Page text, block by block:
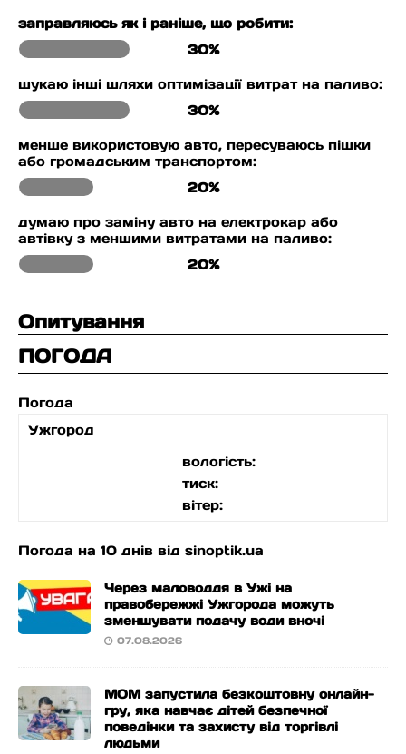
заправляюсь як і раніше, що робити:
30%
шукаю інші шляхи оптимізації витрат на паливо:
30%
менше використовую авто, пересуваюсь пішки
або громадським транспортом:
20%
думаю про заміну авто на електрокар або
автівку з меншими витратами на паливо:
20%
Опитування
ПОГОДА
Погода
Ужгород
вологість:
тиск:
вітер:
Погода на 10 днів від sinoptik.ua
Через маловоддя в Ужі на
правобережжі Ужгорода можуть
зменшувати подачу води вночі
07.08.2026
МОМ запустила безкоштовну онлайн-
гру, яка навчає дітей безпечної
поведінки та захисту від торгівлі
людьми